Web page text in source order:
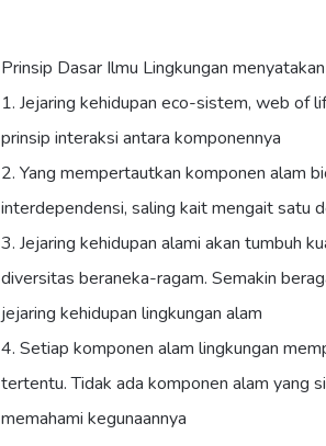
Prinsip Dasar Ilmu Lingkungan menyatakan
1. Jejaring kehidupan eco-sistem, web of
prinsip interaksi antara komponennya
2. Yang mempertautkan komponen alam
interdependensi, saling kait mengait satu
3. Jejaring kehidupan alami akan tumbuh
diversitas beraneka-ragam. Semakin
jejaring kehidupan lingkungan alam
4. Setiap komponen alam lingkungan
tertentu. Tidak ada komponen alam yang
memahami kegunaannya